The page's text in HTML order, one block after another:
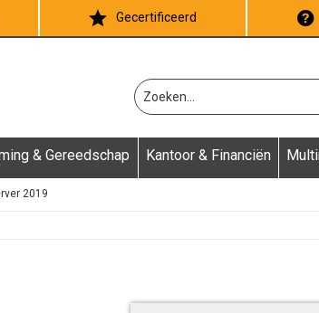
Gecertificeerd
& Gereedschap Kantoor & Financiën
2019